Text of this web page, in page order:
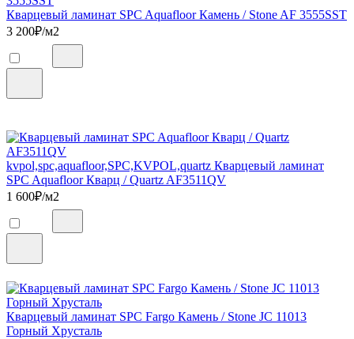
Кварцевый ламинат SPC Aquafloor Камень / Stone AF 3555SST
3 200₽/м2
kvpol,spc,aquafloor,SPC,KVPOL,quartz Кварцевый ламинат
SPC Aquafloor Кварц / Quartz AF3511QV
1 600₽/м2
Кварцевый ламинат SPC Fargo Камень / Stone JC 11013
Горный Хрусталь